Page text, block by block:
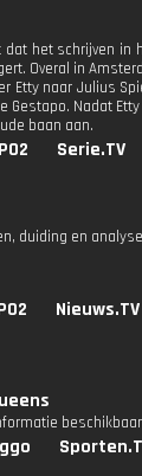
het schrijven
Overal in
Etty naar Julius
Gestapo. Nadat
baan aan.
Serie.TV
duiding en
Nieuws.TV
beschikbaar